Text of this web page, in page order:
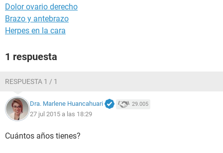
Dolor ovario derecho
Brazo y antebrazo
Herpes en la cara
1 respuesta
RESPUESTA 1 / 1
Dra. Marlene Huancahuari 29.005
27 jul 2015 a las 18:29
Cuántos años tienes?